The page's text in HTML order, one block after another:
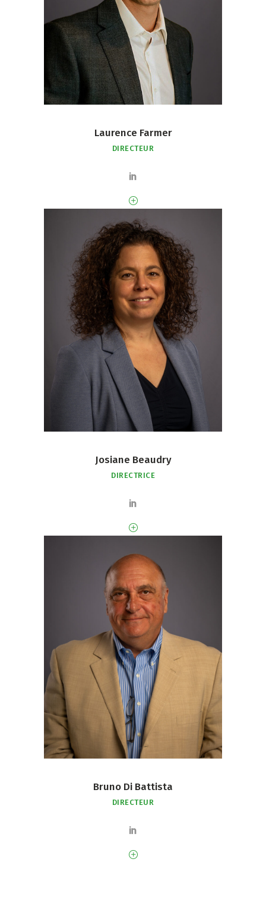
Laurence Farmer
DIRECTEUR
Josiane Beaudry
DIRECTRICE
Bruno Di Battista
DIRECTEUR